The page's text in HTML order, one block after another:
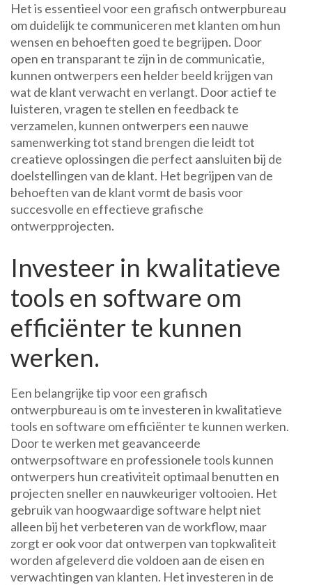
Het is essentieel voor een grafisch ontwerpbureau
om duidelijk te communiceren met klanten om hun
wensen en behoeften goed te begrijpen. Door
open en transparant te zijn in de communicatie,
kunnen ontwerpers een helder beeld krijgen van
wat de klant verwacht en verlangt. Door actief te
luisteren, vragen te stellen en feedback te
verzamelen, kunnen ontwerpers een nauwe
samenwerking tot stand brengen die leidt tot
creatieve oplossingen die perfect aansluiten bij de
doelstellingen van de klant. Het begrijpen van de
behoeften van de klant vormt de basis voor
succesvolle en effectieve grafische
ontwerpprojecten.
Investeer in kwalitatieve
tools en software om
efficiënter te kunnen
werken.
Een belangrijke tip voor een grafisch
ontwerpbureau is om te investeren in kwalitatieve
tools en software om efficiënter te kunnen werken.
Door te werken met geavanceerde
ontwerpsoftware en professionele tools kunnen
ontwerpers hun creativiteit optimaal benutten en
projecten sneller en nauwkeuriger voltooien. Het
gebruik van hoogwaardige software helpt niet
alleen bij het verbeteren van de workflow, maar
zorgt er ook voor dat ontwerpen van topkwaliteit
worden afgeleverd die voldoen aan de eisen en
verwachtingen van klanten. Het investeren in de